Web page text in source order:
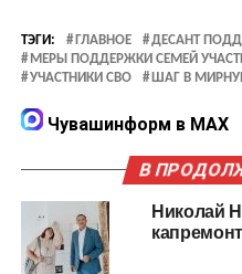
ТЭГИ: ГЛАВНОЕ
ДЕСАНТ
МЕРЫ ПОДДЕРЖКИ СЕМЕЙ
УЧАСТНИКИ СВО
ШАГ В
Чувашинформ в MAX
В
Николай